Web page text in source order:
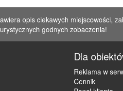
opis ciekawych miejscowości,
godnych zobaczenia!
Dla
Reklama w
Cennik